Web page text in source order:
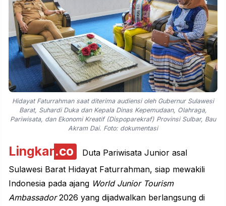
Hidayat Faturrahman saat diterima audiensi oleh Gubernur Sulawesi
Barat, Suhardi Duka dan Kepala Dinas Kepemudaan, Olahraga,
Pariwisata, dan Ekonomi Kreatif (Dispoparekraf) Provinsi Sulbar, Bau
Akram Dai. Foto: dokumentasi
Lingkar.co
Duta Pariwisata Junior asal
Sulawesi Barat Hidayat Faturrahman, siap mewakili
Indonesia pada ajang World Junior Tourism
Ambassador2026 yang dijadwalkan berlangsung di